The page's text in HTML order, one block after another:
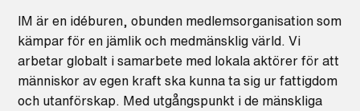
IM är en idéburen, obunden medlemsorganisation som
kämpar för en jämlik och medmänsklig värld. Vi
arbetar globalt i samarbete med lokala aktörer för att
människor av egen kraft ska kunna ta sig ur fattigdom
och utanförskap. Med utgångspunkt i de mänskliga